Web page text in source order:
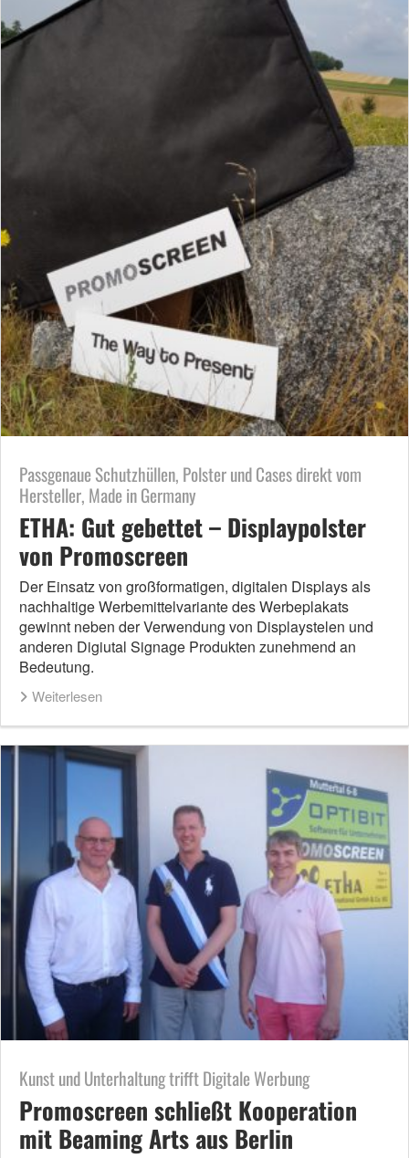
Passgenaue Schutzhüllen, Polster und Cases direkt vom
Hersteller, Made in Germany
ETHA: Gut gebettet – Displaypolster
von Promoscreen
Der Einsatz von großformatigen, digitalen Displays als
nachhaltige Werbemittelvariante des Werbeplakats
gewinnt neben der Verwendung von Displaystelen und
anderen Digiutal Signage Produkten zunehmend an
Bedeutung.
Weiterlesen
Kunst und Unterhaltung trifft Digitale Werbung
Promoscreen schließt Kooperation
mit Beaming Arts aus Berlin